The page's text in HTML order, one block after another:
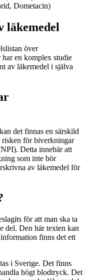
Dometacin)
läkemedel
över
en komplex studie
av läkemedel i själva
det finnas en särskild
för biverkningar
Detta innebär att
som inte bör
av läkemedel för
för att man ska ta
del. Den här texten kan
finns det ett
i Sverige. Det finns
högt blodtryck. Det